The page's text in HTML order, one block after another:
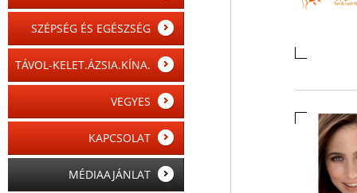
SZÉPSÉG ÉS EGÉSZSÉG
TÁVOL-KELET.ÁZSIA.KÍNA.
VEGYES
KAPCSOLAT
MÉDIAAJÁNLAT